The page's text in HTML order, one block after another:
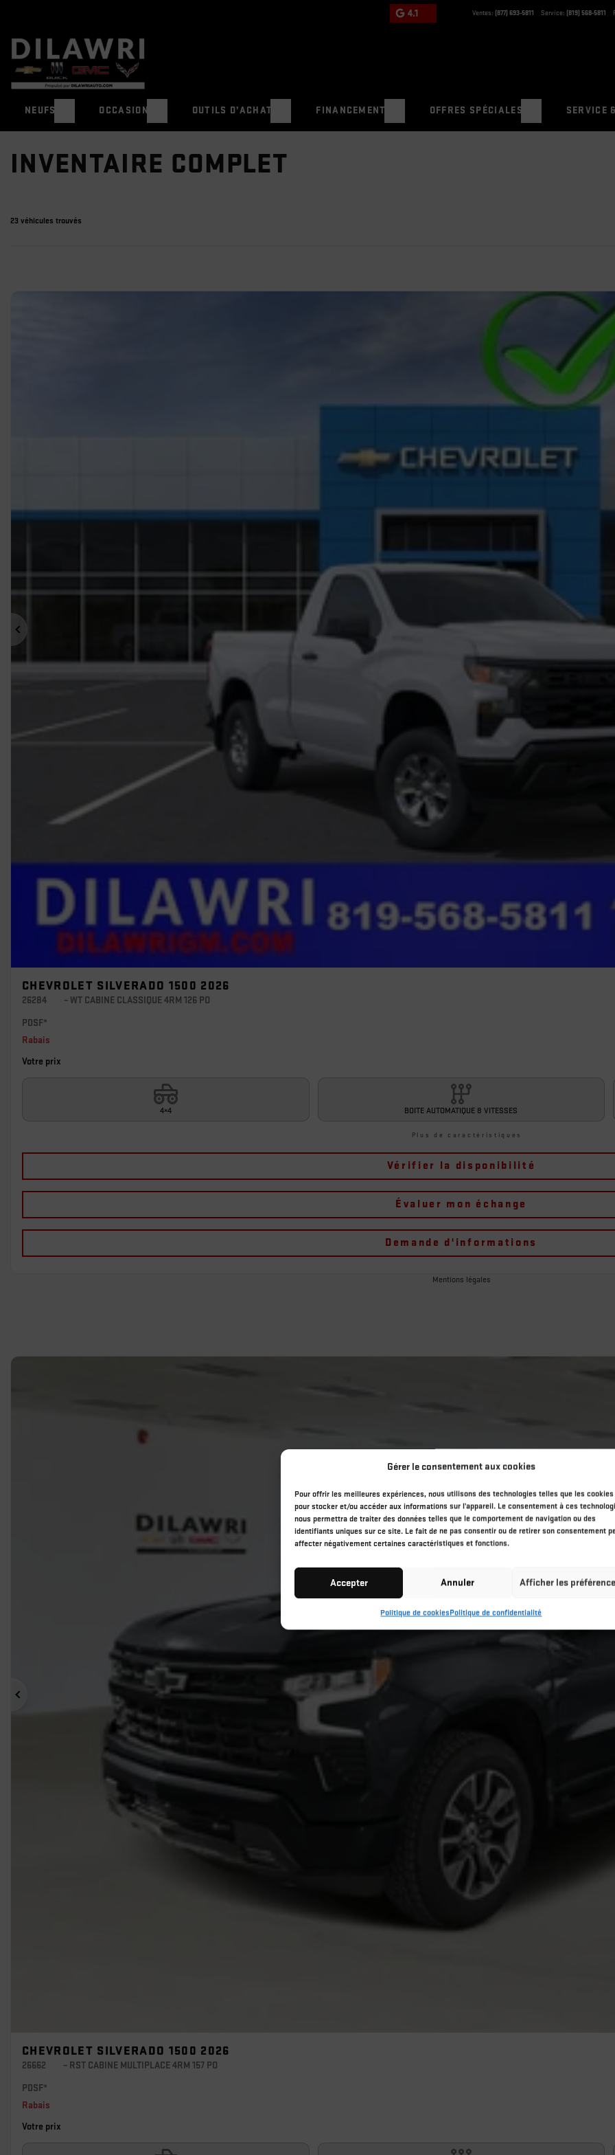
Gérer le consentement aux cookies
Pour offrir les meilleures expériences, nous utilisons des technologies telles que les cookies
pour stocker et/ou accéder aux informations sur l'appareil. Le consentement à ces
nous permettra de traiter des données telles que le comportement de navigation ou des
identifiants uniques sur ce site. Le fait de ne pas consentir ou de retirer son consentement
affecter négativement certaines caractéristiques et fonctions.
Accepter Annuler Afficher les
Politique de cookiesPolitique de confidentialité
4.1 Ventes: (877) 693-5811 Service: (819) 568-5811
NEUFS OCCASION OUTILS D’ACHAT FINANCEMENT OFFRES SPÉCIALES SERVICE
INVENTAIRE COMPLET
23 véhicules trouvés
Précédent
CHEVROLET SILVERADO 1500 2026
26284
– WT CABINE CLASSIQUE 4RM 126 PO
PDSF*
Rabais
Votre prix
4×4 BOITE AUTOMATIQUE 8 VITESSES
Plus de caractéristiques
Vérifier la disponibilité
Évaluer mon échange
Demande d'informations
Mentions légales
CHEVROLET SILVERADO 1500 2026
26662
– RST CABINE MULTIPLACE 4RM 157 PO
PDSF*
Rabais
Votre prix